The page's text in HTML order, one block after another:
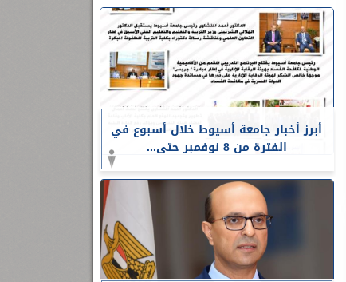
أبرز أخبار جامعة أسيوط خلال أسبوع في
الفترة من 8 نوفمبر حتى...